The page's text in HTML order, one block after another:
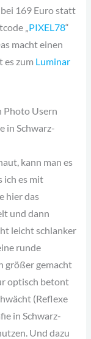
169 Euro statt
„PIXEL78“
macht einen
es zum Luminar
Photo Usern
in Schwarz-
kann man es
ich es mit
hier das
und dann
leicht schlanker
runde
größer gemacht
optisch betont
(Reflexe
in Schwarz-
Und dazu